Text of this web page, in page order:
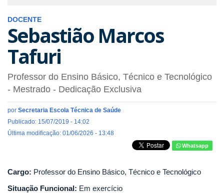
DOCENTE
Sebastião Marcos
Tafuri
Professor do Ensino Básico, Técnico e Tecnológico
- Mestrado - Dedicação Exclusiva
por Secretaria Escola Técnica de Saúde
Publicado: 15/07/2019 - 14:02
Última modificação: 01/06/2026 - 13:48
Whatsapp
Cargo: Professor do Ensino Básico, Técnico e Tecnológico
Situação Funcional: Em exercício